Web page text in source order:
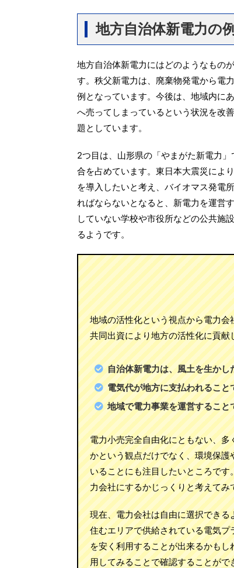
地方自治体新電力の
地方自治体新電力にはどのようなもの
す。秩父新電力は、廃棄物発電から電
例となっています。今後は、地域内に
へ売ってしまっているという状況を改
題としています。
2つ目は、山形県の「やまがた新電力
合を占めています。東日本大震災によ
を導入したいと考え、バイオマス発電
ればならないとなると、新電力を運営
していない学校や市役所などの公共施
るようです。
地域の活性化という視点から電力
共同出資により地方の活性化に貢
自治体新電力は、風土を生か
電気代が地方に支払われるこ
地域で電力事業を運営すること
電力小売完全自由化にともない、
かという観点だけでなく、環境保
いることにも注目したいところで
力会社にするかじっくりと考えてみ
現在、電力会社は自由に選択でき
住むエリアで供給されている電気
を安く利用することが出来るかも
用してみることで確認することが